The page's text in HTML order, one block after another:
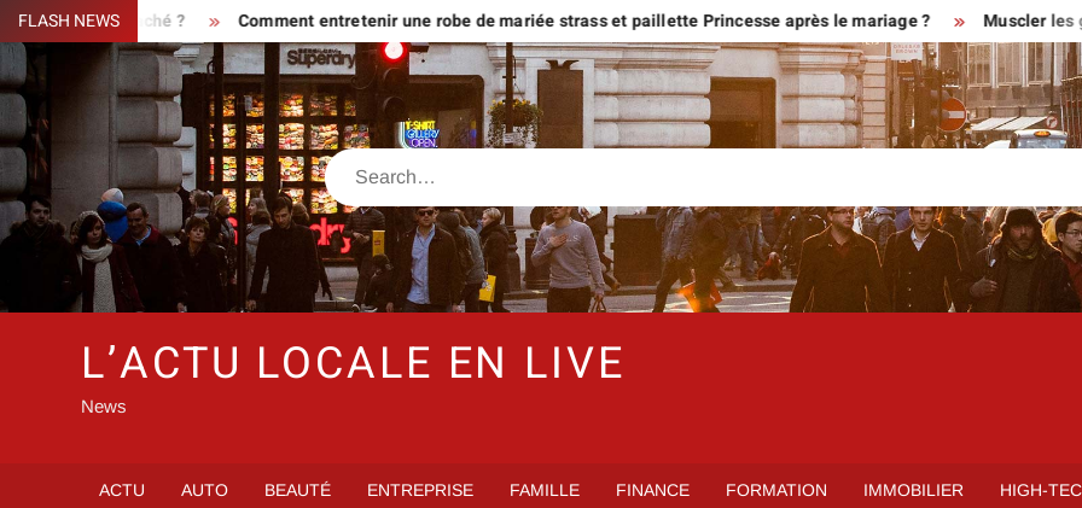
Skip
to
content
FLASH NEWS
ou piège caché ? Comment entretenir une robe de mariée strass et paillette Princesse après le mariage ? Muscler les
Search
L’ACTU LOCALE EN LIVE
News
ACTU AUTO BEAUTÉ ENTREPRISE FAMILLE FINANCE FORMATION IMMOBILIER HIGH-